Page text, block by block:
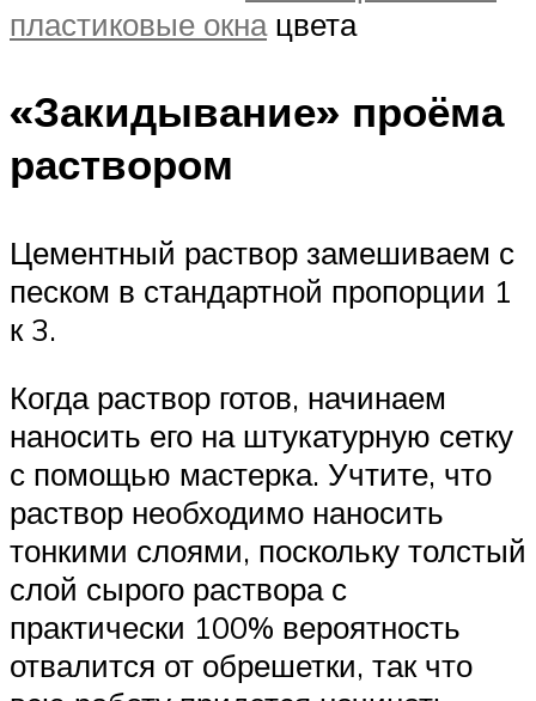
пластиковые окнацвета
«Закидывание» проёма
раствором
Цементный раствор замешиваем с
песком в стандартной пропорции 1
к 3.
Когда раствор готов, начинаем
наносить его на штукатурную сетку
с помощью мастерка. Учтите, что
раствор необходимо наносить
тонкими слоями, поскольку толстый
слой сырого раствора с
практически 100% вероятность
отвалится от обрешетки, так что